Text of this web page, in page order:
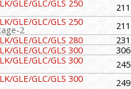
GLE/GLC/GLS 250
211
GLE/GLC/GLS 250
2 211
GLE/GLC/GLS 280
231
GLE/GLC/GLS 300
306
GLE/GLC/GLS 300
245
GLE/GLC/GLS 300
249